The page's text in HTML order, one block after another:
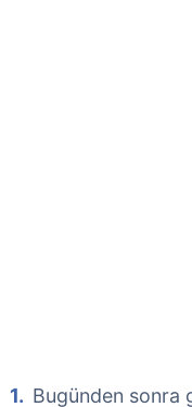
Bugünden sonra